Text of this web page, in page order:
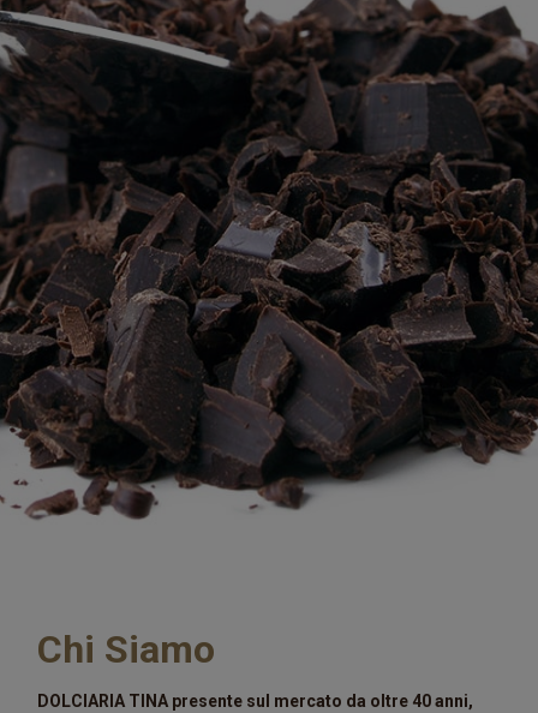
Chi Siamo
DOLCIARIA TINA presente sul mercato da oltre 40 anni,